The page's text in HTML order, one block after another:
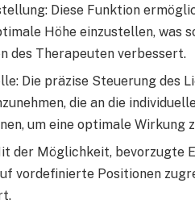
Diese Funktion
Höhe einzustellen, was
des Therapeuten verbessert.
Die präzise Steuerung des
die an die
um eine optimale Wirkung
der Möglichkeit, bevorzugte
vordefinierte Positionen